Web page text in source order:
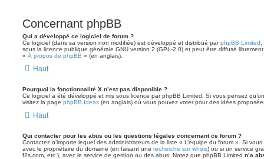
Concernant phpBB
Qui a développé ce logiciel de forum ?
Ce logiciel (dans sa version non modifiée) est développé et distribué parphpBB Limited
sous la licence publique générale GNU version 2 (GPL-2.0) et peut être diffusé
« À propos de phpBB » (en anglais).
Haut
Pourquoi la fonctionnalité X n’est pas disponible ?
Ce logiciel a été développé et mis sous licence par phpBB Limited. Si vous pensez
visitez la page phpBB Ideas (en anglais) où vous pouvez voter pour des idées
Haut
Qui contacter pour les abus ou les questions légales concernant ce forum ?
Contactez n’importe lequel des administrateurs de la liste « L’équipe du forum ». Si
avec le propriétaire du domaine (en faisant une recherche sur whois) ou si un service
f2s.com, etc.), avec le service de gestion ou des abus. Notez que phpBB Limited n’a